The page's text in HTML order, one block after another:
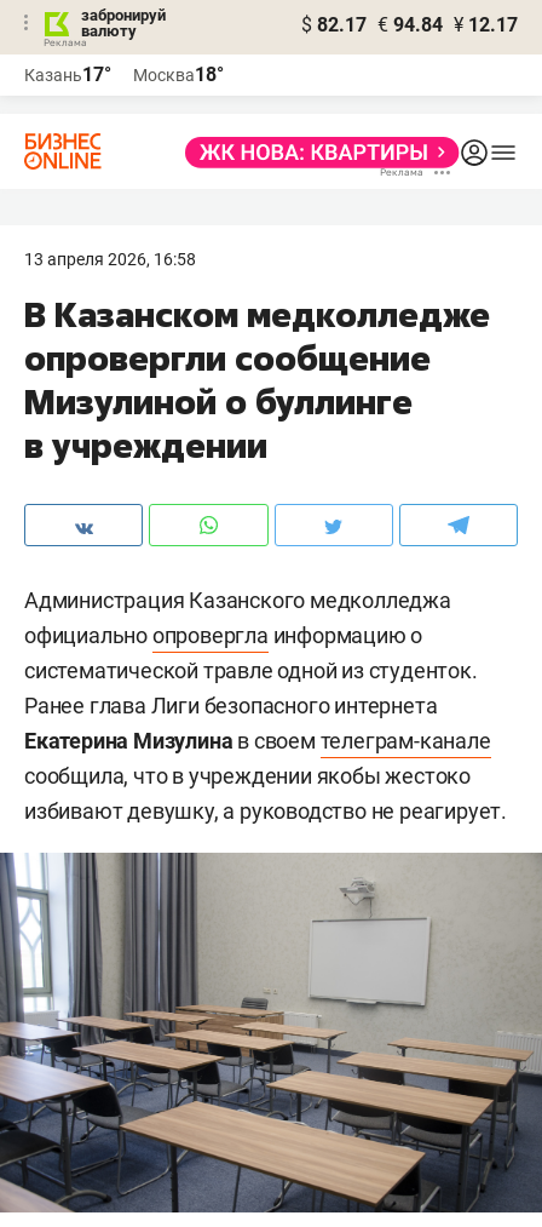
забронируй
валюту
$ 82.17 € 94.84 ¥ 12.17
Казань17° Москва18°
13 апреля 2026, 16:58
В Казанском медколледже
опровергли сообщение
Мизулиной о буллинге
в учреждении
Администрация Казанского медколледжа
официальноопровергла информацию о
систематической травле одной из студенток.
Ранее глава Лиги безопасного интернета
Екатерина Мизулина в своем телеграм-канале
сообщила, что в учреждении якобы жестоко
избивают девушку, а руководство не реагирует.